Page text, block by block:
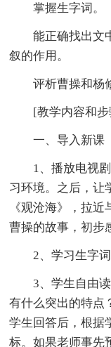
掌握生字词。
能正确找出文
叙的作用。
评析曹操和杨
[教学内容和
一、导入新课
1、播放电视
习环境。之后，让
《观沧海》，拉
曹操的故事，初步
2、学习生字词
3、学生自由
有什么突出的特点
学生回答后，根据
标。如果老师事先